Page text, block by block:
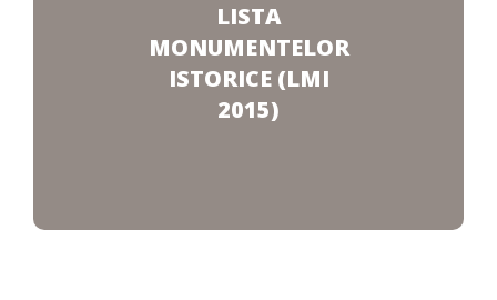
LISTA
MONUMENTELOR
ISTORICE (LMI
2015)